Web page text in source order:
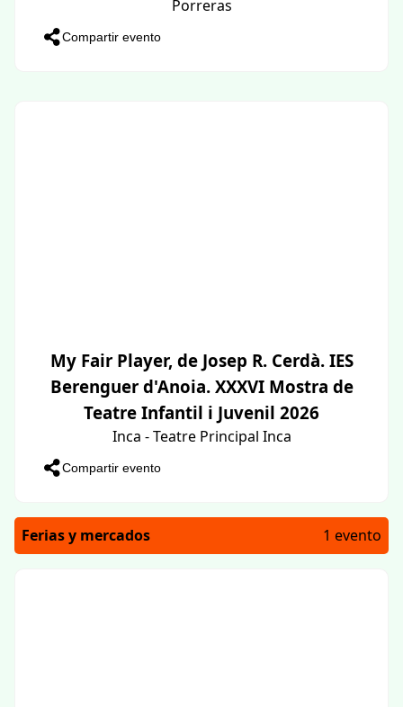
Porreras
Compartir evento
My Fair Player, de Josep R. Cerdà. IES
Berenguer d'Anoia. XXXVI Mostra de
Teatre Infantil i Juvenil 2026
Inca - Teatre Principal Inca
Compartir evento
Ferias y mercados 1 evento